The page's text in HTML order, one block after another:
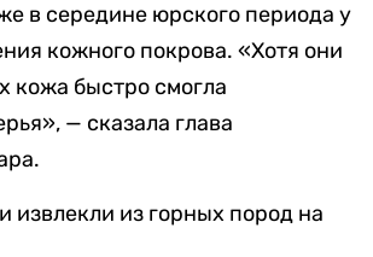
в середине юрского периода у
кожного покрова. «Хотя они
кожа быстро смогла
— сказала глава
из горных пород на